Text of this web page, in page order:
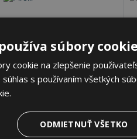
235/55 R18 100 V Letné
na predajni 11.8.2026
súbory
cookie na zlepšenie
s používaním všetkých
ODMIETNUŤ VŠETKO